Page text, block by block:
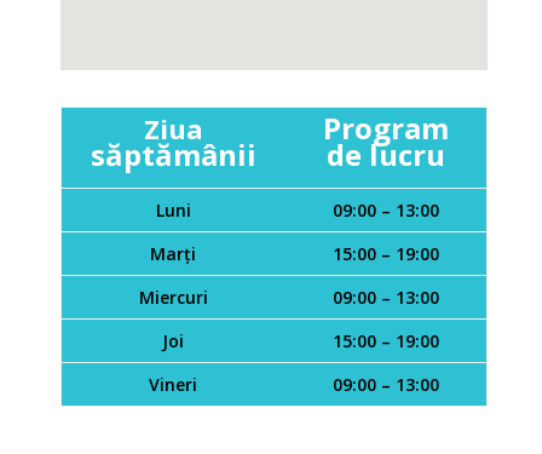
Ziua
săptămânii
Program
de lucru
Luni
09:00 – 13:00
Marți
15:00 – 19:00
Miercuri
09:00 – 13:00
Joi
15:00 – 19:00
Vineri
09:00 – 13:00